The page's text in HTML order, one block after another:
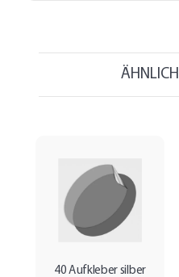
40 Aufkleber silber